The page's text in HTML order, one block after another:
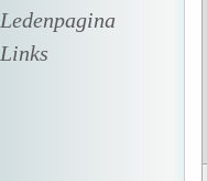
Ledenpagina
Links